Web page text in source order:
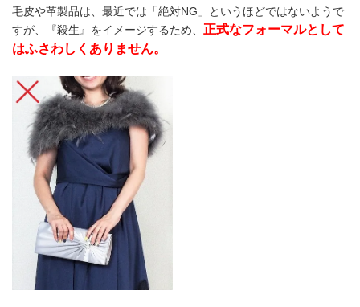
毛皮や革製品は、最近では「絶対NG」というほどではないようで
すが、『殺生』をイメージするため、 正式なフォーマルとして
はふさわしくありません。